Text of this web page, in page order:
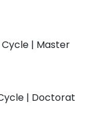
| Master
| Doctorat